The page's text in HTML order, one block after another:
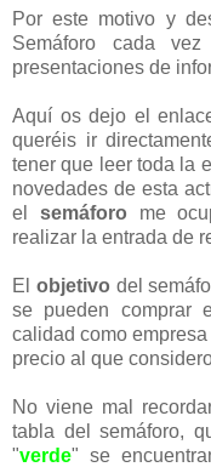
Por este motivo y
Semáforo cada
presentaciones de
Aquí os dejo el
queréis ir
tener que leer toda la
novedades de esta
el semáforo me
realizar la entrada de
El objetivo del
se pueden comprar
calidad como
precio al que
No viene mal
tabla del semáforo,
"verde" se